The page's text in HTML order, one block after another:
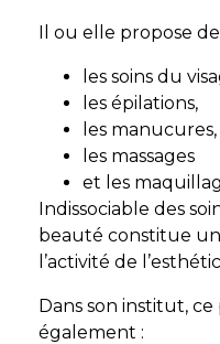
Il ou elle propose
les soins du
les épilations,
les manucures,
les massages
et les
Indissociable des
beauté constitue
l’activité de
Dans son institut,
également :